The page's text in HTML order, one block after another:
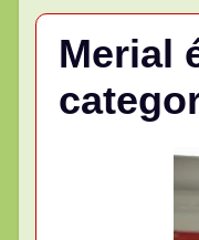
Merial